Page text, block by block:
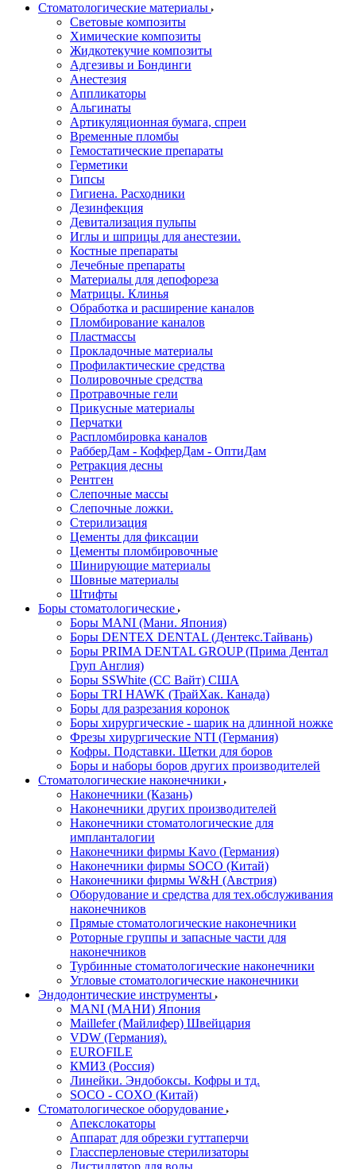
Стоматологические материалы
Световые композиты
Химические композиты
Жидкотекучие композиты
Адгезивы и Бондинги
Анестезия
Аппликаторы
Альгинаты
Артикуляционная бумага, спреи
Временные пломбы
Гемостатические препараты
Герметики
Гипсы
Гигиена. Расходники
Дезинфекция
Девитализация пульпы
Иглы и шприцы для анестезии.
Костные препараты
Лечебные препараты
Материалы для депофореза
Матрицы. Клинья
Обработка и расширение каналов
Пломбирование каналов
Пластмассы
Прокладочные материалы
Профилактические средства
Полировочные средства
Протравочные гели
Прикусные материалы
Перчатки
Распломбировка каналов
РабберДам - КофферДам - ОптиДам
Ретракция десны
Рентген
Слепочные массы
Слепочные ложки.
Стерилизация
Цементы для фиксации
Цементы пломбировочные
Шинирующие материалы
Шовные материалы
Штифты
Боры стоматологические
Боры MANI (Мани. Япония)
Боры DENTEX DENTAL (Дентекс.Тайвань)
Боры PRIMA DENTAL GROUP (Прима Дентал
Груп Англия)
Боры SSWhite (СС Вайт) США
Боры TRI HAWK (ТрайХак. Канада)
Боры для разрезания коронок
Боры хирургические - шарик на длинной ножке
Фрезы хирургические NTI (Германия)
Кофры. Подставки. Щетки для боров
Боры и наборы боров других производителей
Стоматологические наконечники
Наконечники (Казань)
Наконечники других производителей
Наконечники стоматологические для
импланталогии
Наконечники фирмы Kavo (Германия)
Наконечники фирмы SOCO (Китай)
Наконечники фирмы W&H (Австрия)
Оборудование и средства для тех.обслуживания
наконечников
Прямые стоматологические наконечники
Роторные группы и запасные части для
наконечников
Турбинные стоматологические наконечники
Угловые стоматологические наконечники
Эндодонтические инструменты
MANI (МАНИ) Япония
Maillefer (Майлифер) Швейцария
VDW (Германия).
EUROFILE
КМИЗ (Россия)
Линейки. Эндобоксы. Кофры и тд.
SOCO - COXO (Китай)
Стоматологическое оборудование
Апекслокаторы
Аппарат для обрезки гуттаперчи
Глассперленовые стерилизаторы